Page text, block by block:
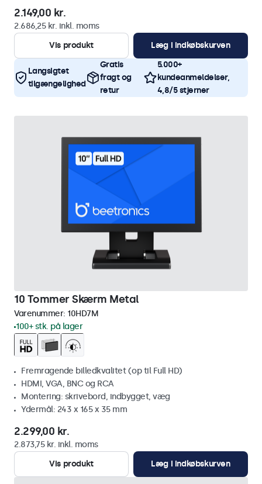
2.149,00 kr.
2.686,25 kr. inkl. moms
Vis produkt
Læg i indkøbskurven
Langsigtet
tilgængelighed
Gratis
fragt og
retur
5.000+
kundeanmeldelser,
4,8/5 stjerner
10 Tommer Skærm Metal
Varenummer: 10HD7M
100+ stk. på lager
Fremragende billedkvalitet (op til Full HD)
HDMI, VGA, BNC og RCA
Montering: skrivebord, indbygget, væg
Ydermål: 243 x 165 x 35 mm
2.299,00 kr.
2.873,75 kr. inkl. moms
Vis produkt
Læg i indkøbskurven